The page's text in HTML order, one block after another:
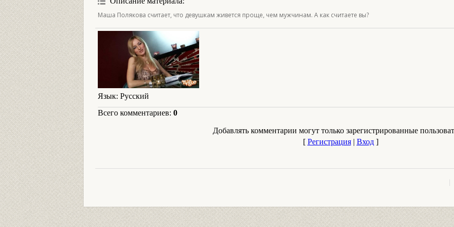
Маша Полякова считает, что девушкам живется проще, чем мужчинам. А как считаете вы?
Язык: Русский
Всего комментариев: 0
Добавлять комментарии могут только зарегистрированные
[ Регистрация| Вход]